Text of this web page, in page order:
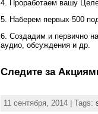
4. Проработаем вашу
5. Наберем первых 500
6. Создадим и первично
аудио, обсуждения и др.
Следите за
11 сентября, 2014 | Tags: